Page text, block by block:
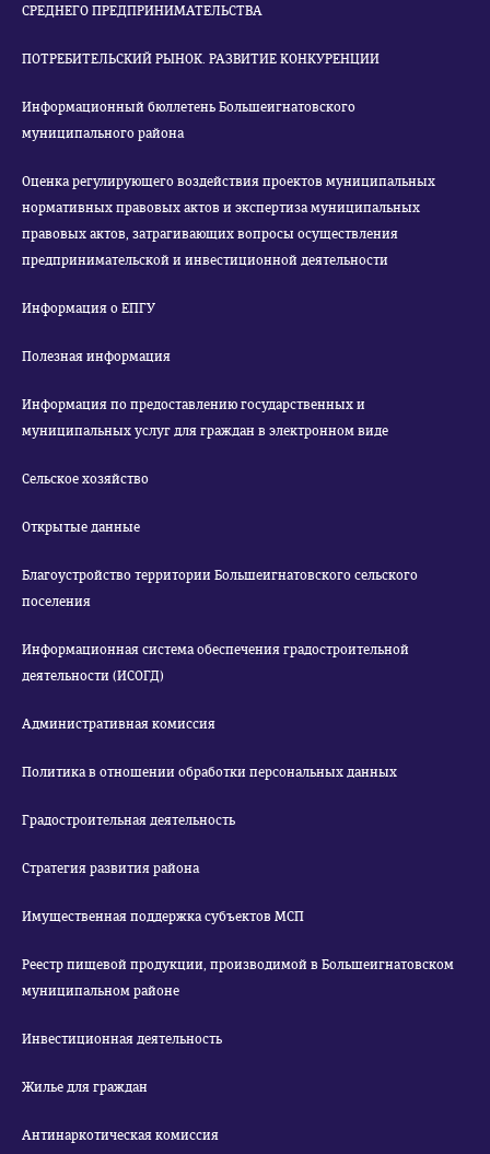
СРЕДНЕГО ПРЕДПРИНИМАТЕЛЬСТВА
ПОТРЕБИТЕЛЬСКИЙ РЫНОК. РАЗВИТИЕ КОНКУРЕНЦИИ
Информационный бюллетень Большеигнатовского
муниципального района
Оценка регулирующего воздействия проектов муниципальных
нормативных правовых актов и экспертиза муниципальных
правовых актов, затрагивающих вопросы осуществления
предпринимательской и инвестиционной деятельности
Информация о ЕПГУ
Полезная информация
Информация по предоставлению государственных и
муниципальных услуг для граждан в электронном виде
Сельское хозяйство
Открытые данные
Благоустройство территории Большеигнатовского сельского
поселения
Информационная система обеспечения градостроительной
деятельности (ИСОГД)
Административная комиссия
Политика в отношении обработки персональных данных
Градостроительная деятельность
Стратегия развития района
Имущественная поддержка субъектов МСП
Реестр пищевой продукции, производимой в Большеигнатовском
муниципальном районе
Инвестиционная деятельность
Жилье для граждан
Антинаркотическая комиссия